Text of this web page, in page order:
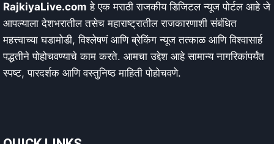
RajkiyaLive.com हे एक मराठी राजकीय डिजिटल न्यूज पोर्टल आहे जे
आपल्याला देशभरातील तसेच महाराष्ट्रातील राजकारणाशी संबंधित
महत्त्वाच्या घडामोडी, विश्लेषणं आणि ब्रेकिंग न्यूज तत्काळ आणि विश्वासार्ह
पद्धतीने पोहोचवण्याचे काम करते. आमचा उद्देश आहे सामान्य नागरिकांपर्यंत
स्पष्ट, पारदर्शक आणि वस्तुनिष्ठ माहिती पोहोचवणे.